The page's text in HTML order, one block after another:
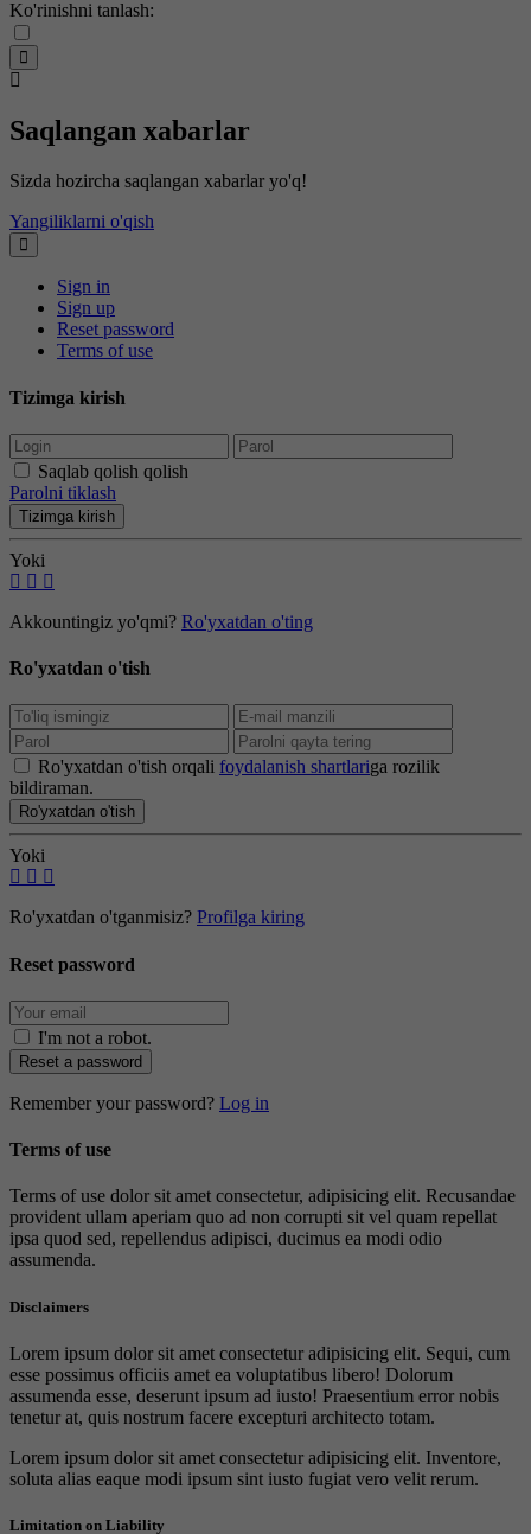
Ko'rinishni tanlash:
Saqlangan xabarlar
Sizda hozircha saqlangan xabarlar yo'q!
Yangiliklarni o'qish
Sign in
Sign up
Reset password
Terms of use
Tizimga kirish
Saqlab qolish qolish
Parolni tiklash
Tizimga kirish
Yoki
Akkountingiz yo'qmi? Ro'yxatdan o'ting
Ro'yxatdan o'tish
Ro'yxatdan o'tish orqali foydalanish shartlariga rozilik
bildiraman.
Ro'yxatdan o'tish
Yoki
Ro'yxatdan o'tganmisiz? Profilga kiring
Reset password
I'm not a robot.
Reset a password
Remember your password? Log in
Terms of use
Terms of use dolor sit amet consectetur, adipisicing elit. Recusandae
provident ullam aperiam quo ad non corrupti sit vel quam repellat
ipsa quod sed, repellendus adipisci, ducimus ea modi odio
assumenda.
Disclaimers
Lorem ipsum dolor sit amet consectetur adipisicing elit. Sequi, cum
esse possimus officiis amet ea voluptatibus libero! Dolorum
assumenda esse, deserunt ipsum ad iusto! Praesentium error nobis
tenetur at, quis nostrum facere excepturi architecto totam.
Lorem ipsum dolor sit amet consectetur adipisicing elit. Inventore,
soluta alias eaque modi ipsum sint iusto fugiat vero velit rerum.
Limitation on Liability